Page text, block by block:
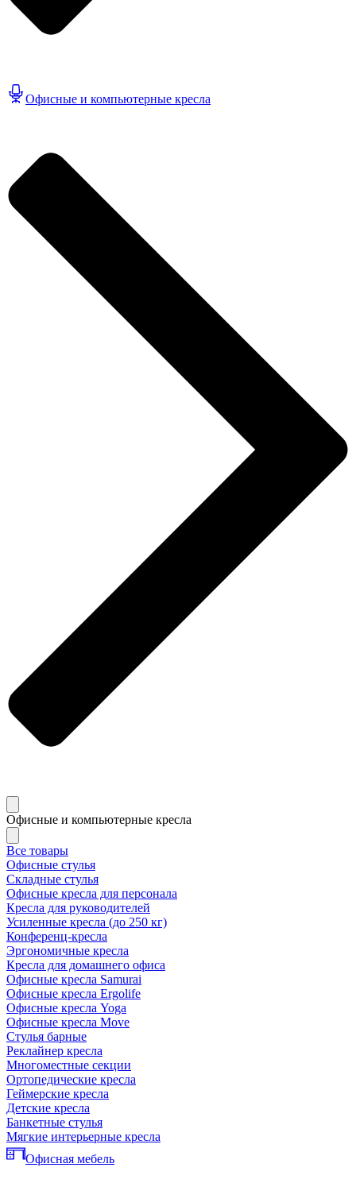
Офисные и компьютерные кресла
Офисные и компьютерные кресла
Все товары
Офисные стулья
Складные стулья
Офисные кресла для персонала
Кресла для руководителей
Усиленные кресла (до 250 кг)
Конференц-кресла
Эргономичные кресла
Кресла для домашнего офиса
Офисные кресла Samurai
Офисные кресла Ergolife
Офисные кресла Yoga
Офисные кресла Move
Стулья барные
Реклайнер кресла
Многоместные секции
Ортопедические кресла
Геймерские кресла
Детские кресла
Банкетные стулья
Мягкие интерьерные кресла
Офисная мебель